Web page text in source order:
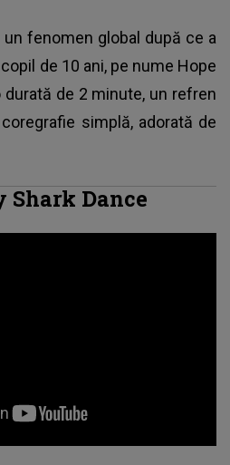
un fenomen global după ce a
de 10 ani, pe nume Hope
durată de 2 minute, un refren
simplă, adorată de
Shark Dance